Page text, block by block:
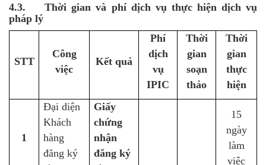
4.3. Thời gian và phí dịch vụ thực hiện dịch vụ
pháp lý
STT
Công
việc
Kết quả
Phí
dịch
vụ
IPIC
Thời
gian
soạn
thảo
Thời
gian
thực
hiện
1
Đại diện
Khách
hàng
đăng ký
Giấy
chứng
nhận
đăng ký
15
ngày
làm
việc